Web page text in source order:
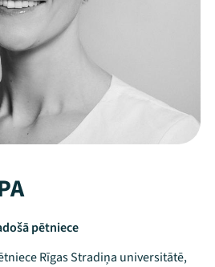
pētniece
Rīgas Stradiņa universitātē,